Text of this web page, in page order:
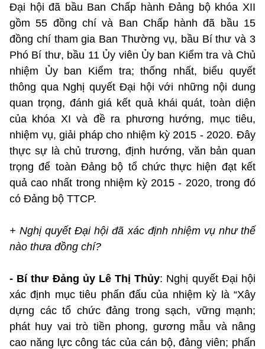
Đại hội đã bầu Ban Chấp hành Đảng bộ khóa XII
gồm 55 đồng chí và Ban Chấp hành đã bầu 15
đồng chí tham gia Ban Thường vụ, bầu Bí thư và 3
Phó Bí thư, bầu 11 Ủy viên Ủy ban Kiểm tra và Chủ
nhiệm Ủy ban Kiểm tra; thống nhất, biểu quyết
thông qua Nghị quyết Đại hội với những nội dung
quan trọng, đánh giá kết quả khái quát, toàn diện
của khóa XI và đề ra phương hướng, mục tiêu,
nhiệm vụ, giải pháp cho nhiệm kỳ 2015 - 2020. Đây
thực sự là chủ trương, định hướng, văn bản quan
trọng để toàn Đảng bộ tổ chức thực hiện đạt kết
quả cao nhất trong nhiệm kỳ 2015 - 2020, trong đó
có Đảng bộ TTCP.
+ Nghị quyết Đại hội đã xác định nhiệm vụ như thế
nào thưa đồng chí?
- Bí thư Đảng ủy Lê Thị Thủy: Nghị quyết Đại hội
xác định mục tiêu phấn đấu của nhiệm kỳ là “Xây
dựng các tổ chức đảng trong sạch, vững mạnh;
phát huy vai trò tiền phong, gương mẫu và nâng
cao năng lực công tác của cán bộ, đảng viên; phấn